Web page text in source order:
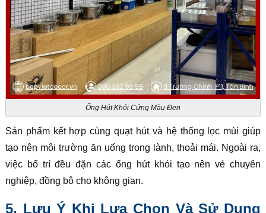
Ống Hút Khói Cứng Màu Đen
Sản phẩm kết hợp cùng quạt hút và hệ thống lọc mùi giúp
tạo nên môi trường ăn uống trong lành, thoải mái. Ngoài ra,
việc bố trí đều đặn các ống hút khói tạo nên vẻ chuyên
nghiệp, đồng bộ cho không gian.
5. Lưu Ý Khi Lựa Chọn Và Sử Dụng